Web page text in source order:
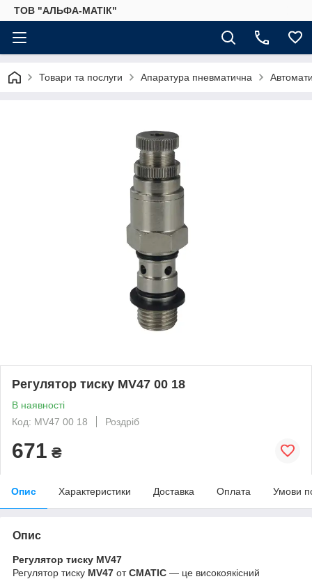
ТОВ "АЛЬФА-МАТІК"
Товари та послуги Апаратура пневматична
Регулятор тиску MV47 00 18
В наявності
Код: MV47 00 18
Роздріб
671 ₴
Опис Характеристики Доставка Оплата Умови
Опис
Регулятор тиску MV47
Регулятор тиску MV47 отCMATIC — це високоякісний